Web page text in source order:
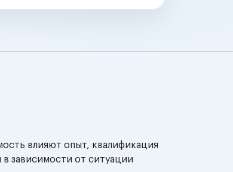
влияют опыт, квалификация
зависимости от ситуации